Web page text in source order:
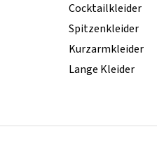
Cocktailkleider
Spitzenkleider
Kurzarmkleider
Lange Kleider